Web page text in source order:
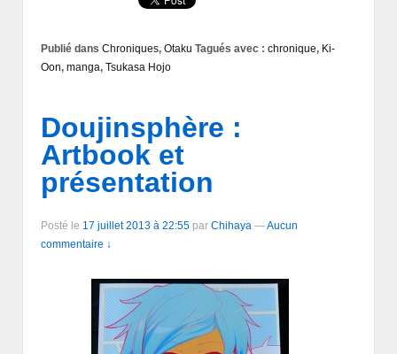
Publié dans Chroniques, Otaku Tagués avec : chronique, Ki-
Oon, manga, Tsukasa Hojo
Doujinsphère :
Artbook et
présentation
Posté le 17 juillet 2013 à 22:55 par Chihaya —Aucun
commentaire ↓